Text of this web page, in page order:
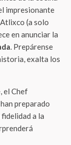
impresionante
(a solo
en anunciar la
. Prepárense
exalta los
el Chef
preparado
a la